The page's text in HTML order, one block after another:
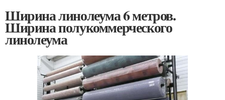
Ширина линолеума 6 метров.
Ширина полукоммерческого
линолеума